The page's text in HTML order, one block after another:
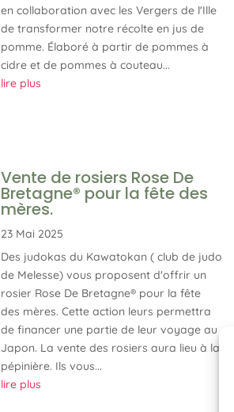
en collaboration avec les Vergers de l'Ille
de transformer notre récolte en jus de
pomme. Élaboré à partir de pommes à
cidre et de pommes à couteau...
lire plus
Vente de rosiers Rose De
Bretagne® pour la fête des
mères.
23 Mai 2025
Des judokas du Kawatokan ( club de judo
de Melesse) vous proposent d'offrir un
rosier Rose De Bretagne® pour la fête
des mères. Cette action leurs permettra
de financer une partie de leur voyage au
Japon. La vente des rosiers aura lieu à la
pépinière. Ils vous...
lire plus